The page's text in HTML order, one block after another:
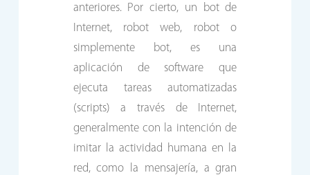
anteriores. Por cierto, un bot de
Internet, robot web, robot o
simplemente bot, es una
aplicación de software que
ejecuta tareas automatizadas
(scripts) a través de Internet,
generalmente con la intención de
imitar la actividad humana en la
red, como la mensajería, a gran